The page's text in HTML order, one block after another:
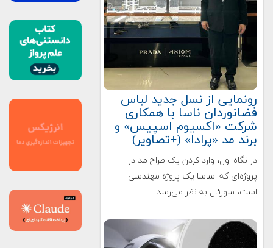
رونمایی از نسل جدید لباس
فضانوردان ناسا با همکاری
شرکت «اکسیوم اسپیس» و
برند مد «پرادا» (+تصاویر)
در نگاه اول، وارد کردن یک طراح مد در
پروژه‌ای که اساسا یک پروژه مهندسی
است، سورئال به نظر می‌رسد.